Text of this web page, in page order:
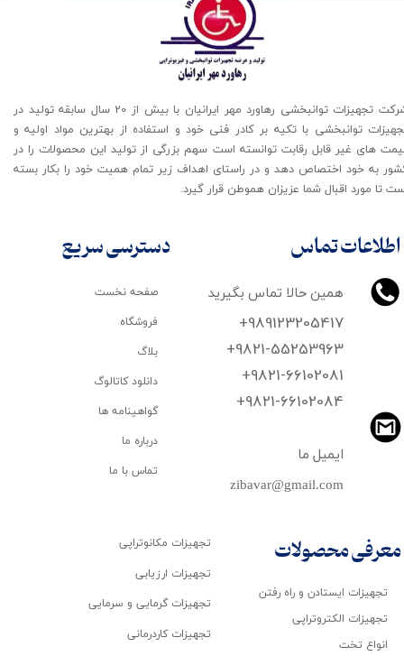
اطلاعات تماس
همین حالا تماس بگیرید
+989123205417
+9821-55253963
+9821-66102081
​​​​​​​+9821-66102084
zibavar@gmail.com
ایمیل ما
شرکت تجهیزات توانبخشی رهاورد مهر ایرانیان با بیش از 20 سال سابقه تولید در
توانبخشی با تکیه بر کادر فنی خود و استفاده از بهترین مواد اولیه و
های غیر قابل رقابت توانسته است سهم بزرگی از تولید این محصولات را در
به خود اختصاص دهد و در راستای اهداف زیر تمام همیت خود را بکار بسته
تا مورد اقبال شما عزیزان هموطن قرار گیرد​​​​​​​.
تجهیزات ایستادن و راه رفتن
تجهیزات الکتروتراپی
انواع تخت
صفحه نخست
فروشگاه
بلاگ
دانلود کاتالوگ
گواهینامه ها
درباره ما
تماس با ما
تجهیزات مکانوتراپی
تجهیزات ارزیابی
تجهیزات گرمایی و سرمایی
تجهیزات کاردرمانی
دسترسی سریع
معرفی محصولات